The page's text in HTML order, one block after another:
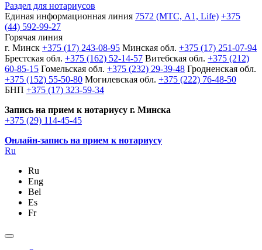
Раздел для нотариусов
Единая информационная линия 7572 (МТС, A1, Life) +375
(44) 592-99-27
Горячая линия
г. Минск +375 (17) 243-08-95 Минская обл. +375 (17) 251-07-94
Брестская обл. +375 (162) 52-14-57 Витебская обл. +375 (212)
60-85-15 Гомельская обл. +375 (232) 29-39-48 Гродненская обл.
+375 (152) 55-50-80 Могилевская обл. +375 (222) 76-48-50
БНП +375 (17) 323-59-34
Запись на прием к нотариусу г. Минска
+375 (29) 114-45-45
Онлайн-запись на прием к нотариусу
Ru
Ru
Eng
Bel
Es
Fr